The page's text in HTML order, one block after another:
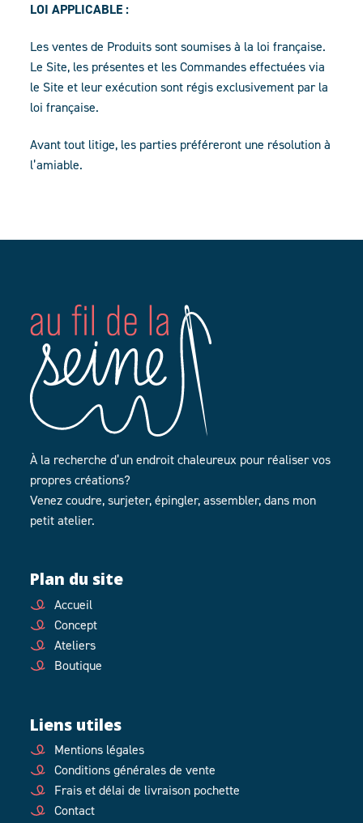
LOI APPLICABLE :
Les ventes de Produits sont soumises à la loi française.
Le Site, les présentes et les Commandes effectuées via
le Site et leur exécution sont régis exclusivement par la
loi française.
Avant tout litige, les parties préféreront une résolution à
l’amiable.
À la recherche d’un endroit chaleureux pour réaliser vos
propres créations?
Venez coudre, surjeter, épingler, assembler, dans mon
petit atelier.
Plan du site
Accueil
Concept
Ateliers
Boutique
Liens utiles
Mentions légales
Conditions générales de vente
Frais et délai de livraison pochette
Contact